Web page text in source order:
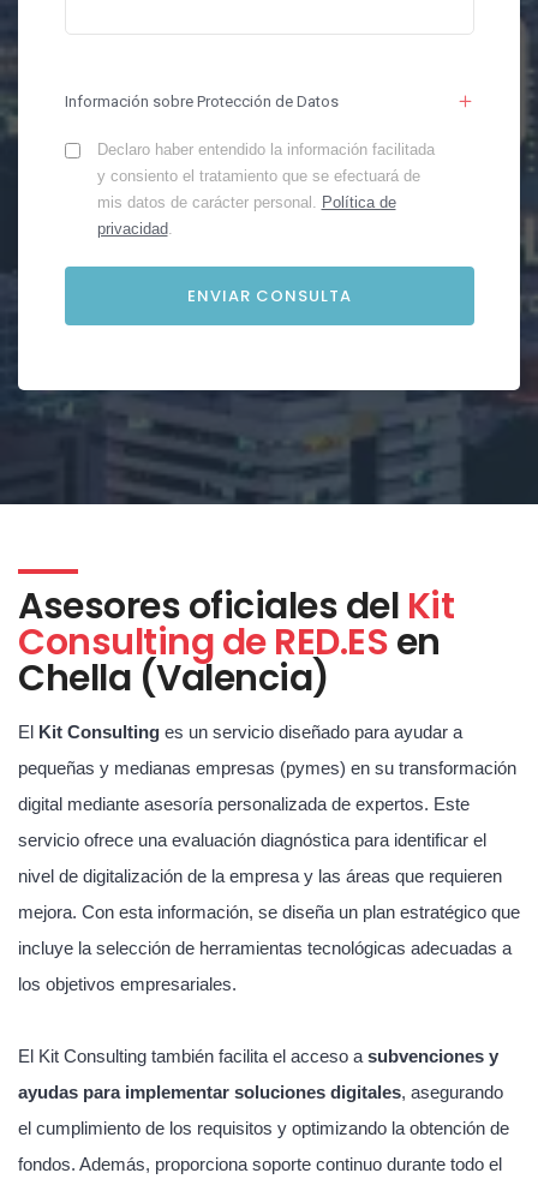
Información sobre Protección de Datos
Declaro haber entendido la información facilitada
y consiento el tratamiento que se efectuará de
mis datos de carácter personal. Política de
privacidad.
Asesores oficiales del Kit
Consulting de RED.ESen
Chella (Valencia)
El Kit Consulting es un servicio diseñado para ayudar a
pequeñas y medianas empresas (pymes) en su transformación
digital mediante asesoría personalizada de expertos. Este
servicio ofrece una evaluación diagnóstica para identificar el
nivel de digitalización de la empresa y las áreas que requieren
mejora. Con esta información, se diseña un plan estratégico que
incluye la selección de herramientas tecnológicas adecuadas a
los objetivos empresariales.
El Kit Consulting también facilita el acceso a subvenciones y
ayudas para implementar soluciones digitales, asegurando
el cumplimiento de los requisitos y optimizando la obtención de
fondos. Además, proporciona soporte continuo durante todo el